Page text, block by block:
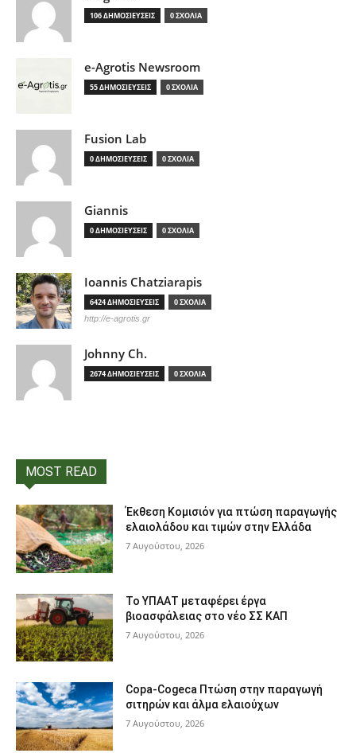
106 ΔΗΜΟΣΙΕΥΣΕΙΣ 0 ΣΧΟΛΙΑ
e-Agrotis Newsroom
55 ΔΗΜΟΣΙΕΥΣΕΙΣ 0 ΣΧΟΛΙΑ
Fusion Lab
0 ΔΗΜΟΣΙΕΥΣΕΙΣ 0 ΣΧΟΛΙΑ
Giannis
0 ΔΗΜΟΣΙΕΥΣΕΙΣ 0 ΣΧΟΛΙΑ
Ioannis Chatziarapis
6424 ΔΗΜΟΣΙΕΥΣΕΙΣ 0 ΣΧΟΛΙΑ
http://e-agrotis.gr
Johnny Ch.
2674 ΔΗΜΟΣΙΕΥΣΕΙΣ 0 ΣΧΟΛΙΑ
MOST READ
Έκθεση Κομισιόν για πτώση παραγωγής
ελαιολάδου και τιμών στην Ελλάδα
7 Αυγούστου, 2026
Το ΥΠΑΑΤ μεταφέρει έργα
βιοασφάλειας στο νέο ΣΣ ΚΑΠ
7 Αυγούστου, 2026
Copa-Cogeca Πτώση στην παραγωγή
σιτηρών και άλμα ελαιούχων
7 Αυγούστου, 2026